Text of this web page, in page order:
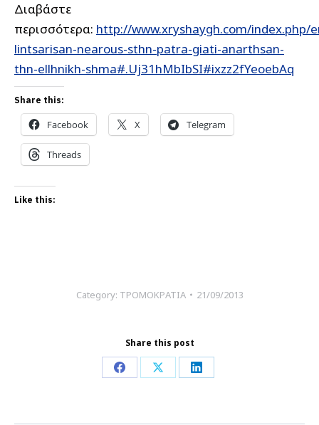
Διαβάστε
περισσότερα: http://www.xryshaygh.com/index.php/
lintsarisan-nearous-sthn-patra-giati-anarthsan-
thn-ellhnikh-shma#.Uj31hMbIbSI#ixzz2fYeoebAq
Share this:
Facebook X Telegram
Threads
Like this:
Category: ΤΡΟΜΟΚΡΑΤΙΑ 21/09/2013
Share this post
Share
Facebook
Share
X
Share
LinkedIn